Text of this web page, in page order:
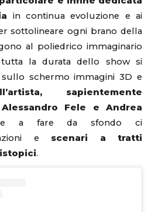
in continua evoluzione e ai
sottolineare ogni brano della
al poliedrico immaginario
tutta la durata dello show si
schermo immagini 3D e
sapientemente
Fele e Andrea
a fare da sfondo ci
e scenari a tratti
.